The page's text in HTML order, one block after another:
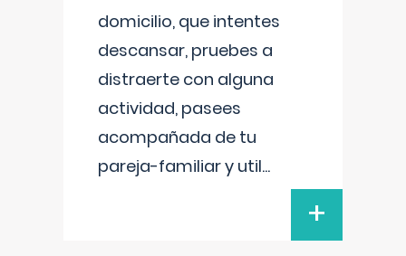
domicilio, que intentes
descansar, pruebes a
distraerte con alguna
actividad, pasees
acompañada de tu
pareja-familiar y util...
+